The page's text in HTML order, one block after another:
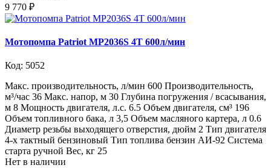
9 770 ₽
Мотопомпа Patriot MP2036S 4Т 600л/мин
Код: 5052
Макс. производительность, л/мин 600 Производительность,
м³/час 36 Макс. напор, м 30 Глубина погружения / всасывания,
м 8 Мощность двигателя, л.с. 6.5 Объем двигателя, см³ 196
Объем топливного бака, л 3,5 Объем масляного картера, л 0.6
Диаметр резьбы выходящего отверстия, дюйм 2 Тип двигателя
4-х тактный бензиновый Тип топлива бензин АИ-92 Система
старта ручной Вес, кг 25
Нет в наличии